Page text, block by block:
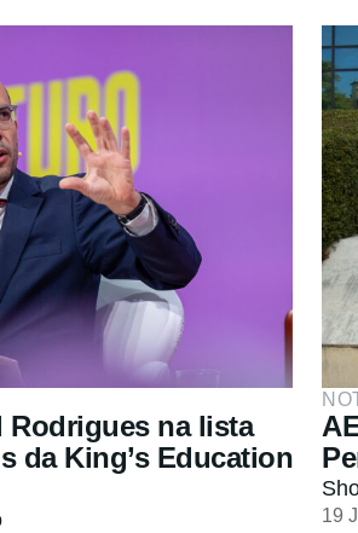
Rodrigues na lista
da King’s Education
19